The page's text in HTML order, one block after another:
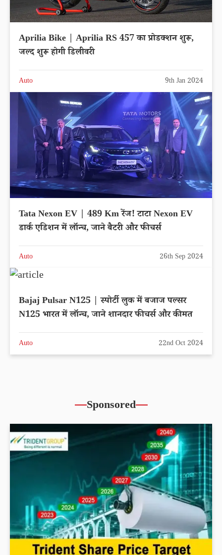
Aprilia Bike | Aprilia RS 457 का प्रोडक्शन शुरू,
जल्द शुरू होगी डिलीवरी
Auto 9th Jan 2024
Tata Nexon EV | 489 Km रेंज! टाटा Nexon EV
डार्क एडिशन में लॉन्च, जाने बैटरी और फीचर्स
Auto 26th Sep 2024
Bajaj Pulsar N125 | स्पोर्टी लुक में बजाज पल्सर
N125 भारत में लॉन्च, जाने शानदार फीचर्स और कीमत
Auto 22nd Oct 2024
Sponsored